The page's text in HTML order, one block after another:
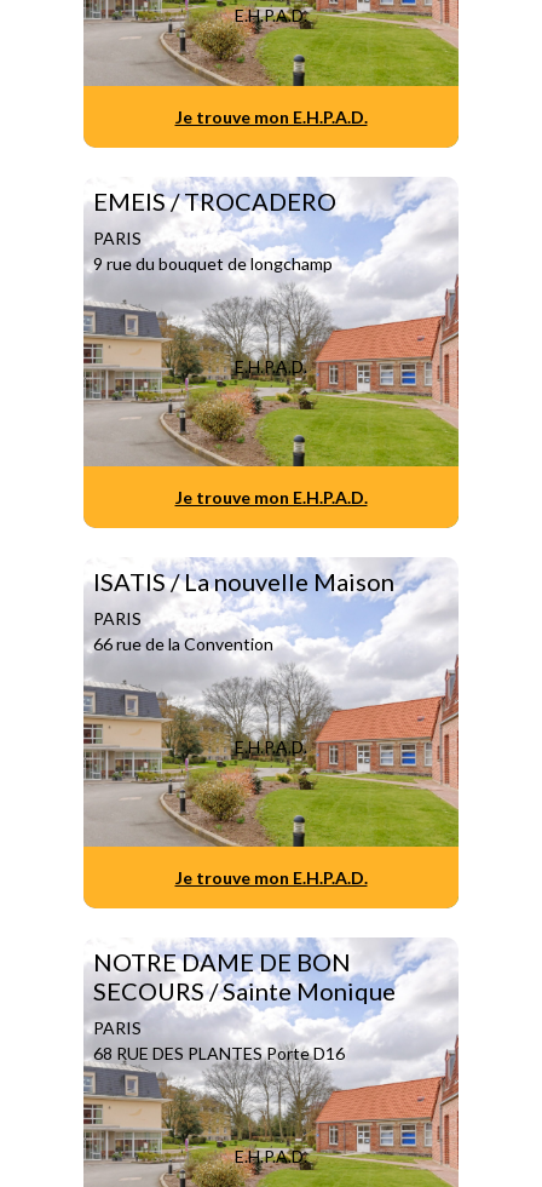
E.H.P.A.D.
Je trouve mon E.H.P.A.D.
EMEIS / TROCADERO
PARIS
9 rue du bouquet de longchamp
E.H.P.A.D.
Je trouve mon E.H.P.A.D.
ISATIS / La nouvelle Maison
PARIS
66 rue de la Convention
E.H.P.A.D.
Je trouve mon E.H.P.A.D.
NOTRE DAME DE BON
SECOURS / Sainte Monique
PARIS
68 RUE DES PLANTES Porte D16
E.H.P.A.D.